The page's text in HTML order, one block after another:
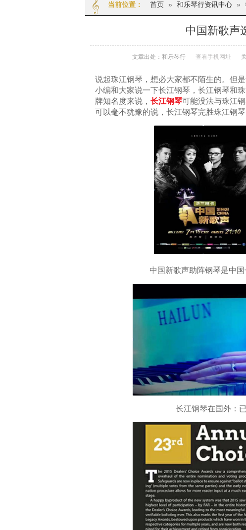
当前位置： 首页 » 和乐琴行资讯中心 »
中国新歌声
文章出处：和乐琴行 查看手机网址
说起珠江钢琴，想必大家都不陌生的。但
小编和大家说一下长江钢琴，长江钢琴和
牌知名度来说， 长江钢琴可能没法与珠江
可以毫不犹豫的说，长江钢琴完胜珠江钢琴
中国新歌声助阵钢琴是中
长江钢琴在国外：